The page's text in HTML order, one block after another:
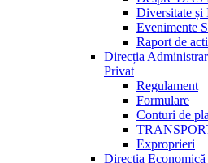
Diversitate și
Evenimente
Raport de
Direcția
Privat
Regulament
Formulare
Conturi de
Exproprieri
Direcția Economică